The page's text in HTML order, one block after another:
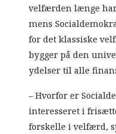
velfærden længe
mens
for det klassiske
bygger på den
ydelser til alle
– Hvorfor er
interesseret i
forskelle i velfærd,